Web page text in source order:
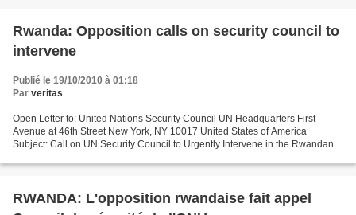
Rwanda: Opposition calls on security council to
intervene
Publié le 19/10/2010 à 01:18
Par veritas
Open Letter to: United Nations Security Council UN Headquarters First
Avenue at 46th Street New York, NY 10017 United States of America
Subject: Call on UN Security Council to Urgently Intervene in the Rwandan
RWANDA: L'opposition rwandaise fait appel